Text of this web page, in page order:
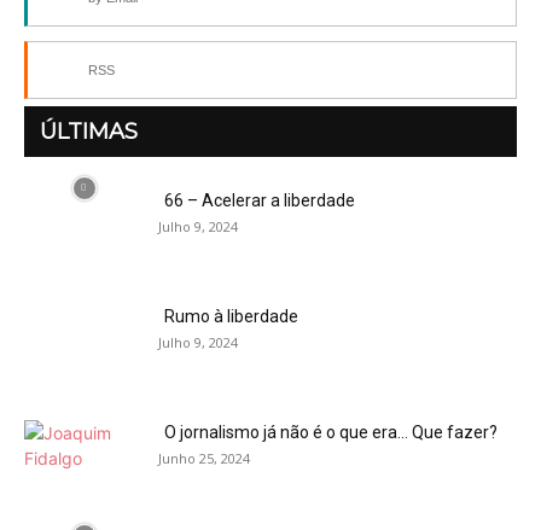
RSS
ÚLTIMAS
66 – Acelerar a liberdade
Julho 9, 2024
Rumo à liberdade
Julho 9, 2024
O jornalismo já não é o que era… Que fazer?
Junho 25, 2024